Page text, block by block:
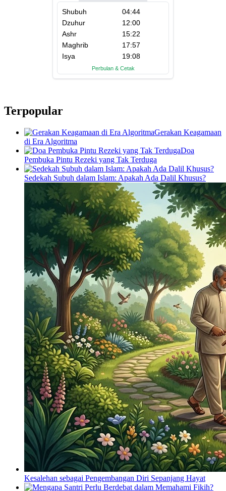
Terpopular
Gerakan Keagamaan
di Era Algoritma
Doa
Pembuka Pintu Rezeki yang Tak Terduga
Sedekah Subuh dalam Islam: Apakah Ada Dalil Khusus?
Kesalehan sebagai Pengembangan Diri Sepanjang Hayat